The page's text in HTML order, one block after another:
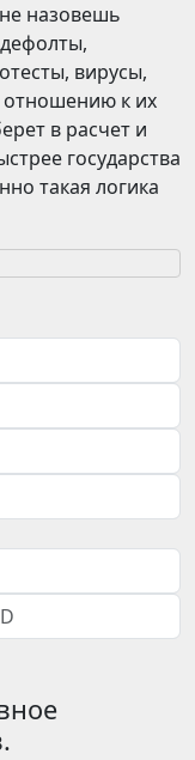
назовешь
вирусы,
отношению к их
в расчет и
государства
такая логика